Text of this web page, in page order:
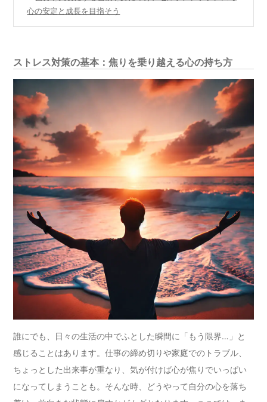
心の安定と成長を目指そう
ストレス対策の基本：焦りを乗り越える心の持ち方
誰にでも、日々の生活の中でふとした瞬間に「もう限界…」と
感じることはあります。仕事の締め切りや家庭でのトラブル、
ちょっとした出来事が重なり、気が付けば心が焦りでいっぱい
になってしまうことも。そんな時、どうやって自分の心を落ち